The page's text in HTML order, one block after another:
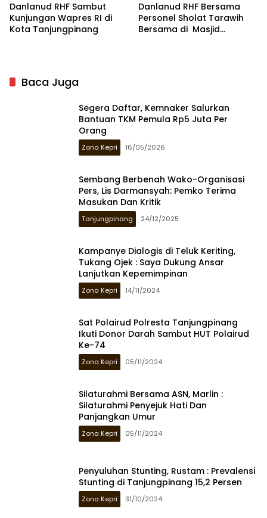
Danlanud RHF Sambut
Kunjungan Wapres RI di
Kota Tanjungpinang
Danlanud RHF Bersama
Personel Sholat Tarawih
Bersama di Masjid
Baca Juga
Segera Daftar, Kemnaker Salurkan
Bantuan TKM Pemula Rp5 Juta Per
Orang
Zona Kepri 16/05/2026
Sembang Berbenah Wako-Organisasi
Pers, Lis Darmansyah: Pemko Terima
Masukan Dan Kritik
Tanjungpinang 24/12/2025
Kampanye Dialogis di Teluk Keriting,
Tukang Ojek : Saya Dukung Ansar
Lanjutkan Kepemimpinan
Zona Kepri 14/11/2024
Sat Polairud Polresta Tanjungpinang
Ikuti Donor Darah Sambut HUT Polairud
Ke-74
Zona Kepri 05/11/2024
Silaturahmi Bersama ASN, Marlin :
Silaturahmi Penyejuk Hati Dan
Panjangkan Umur
Zona Kepri 05/11/2024
Penyuluhan Stunting, Rustam : Prevalensi
Stunting di Tanjungpinang 15,2 Persen
Zona Kepri 31/10/2024